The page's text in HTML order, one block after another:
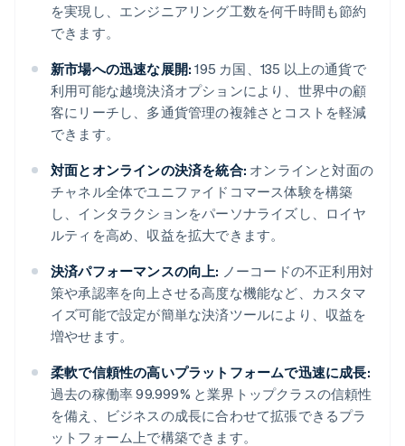
を実現し、エンジニアリング工数を何千時間も節約
できます。
新市場への迅速な展開: 195 カ国、135 以上の通貨で
利用可能な越境決済オプションにより、世界中の顧
客にリーチし、多通貨管理の複雑さとコストを軽減
できます。
対面とオンラインの決済を統合: オンラインと対面の
チャネル全体でユニファイドコマース体験を構築
し、インタラクションをパーソナライズし、ロイヤ
ルティを高め、収益を拡大できます。
決済パフォーマンスの向上: ノーコードの不正利用対
策や承認率を向上させる高度な機能など、カスタマ
イズ可能で設定が簡単な決済ツールにより、収益を
増やせます。
柔軟で信頼性の高いプラットフォームで迅速に成長:
過去の稼働率 99.999% と業界トップクラスの信頼性
を備え、ビジネスの成長に合わせて拡張できるプラ
ットフォーム上で構築できます。